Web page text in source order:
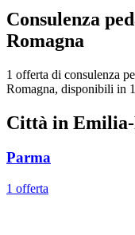
Consulenza
Romagna
1 offerta di consulenza
Romagna, disponibili in
Città in Emilia-
Parma
1 offerta